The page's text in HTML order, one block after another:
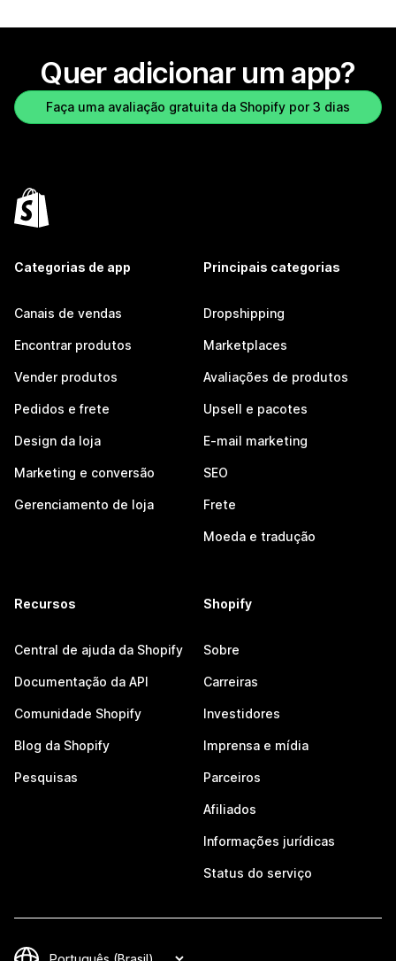
Quer adicionar um app?
Faça uma avaliação gratuita da Shopify por 3 dias
Categorias de app
Canais de vendas
Encontrar produtos
Vender produtos
Pedidos e frete
Design da loja
Marketing e conversão
Gerenciamento de loja
Principais categorias
Dropshipping
Marketplaces
Avaliações de produtos
Upsell e pacotes
E-mail marketing
SEO
Frete
Moeda e tradução
Recursos
Central de ajuda da Shopify
Documentação da API
Comunidade Shopify
Blog da Shopify
Pesquisas
Shopify
Sobre
Carreiras
Investidores
Imprensa e mídia
Parceiros
Afiliados
Informações jurídicas
Status do serviço